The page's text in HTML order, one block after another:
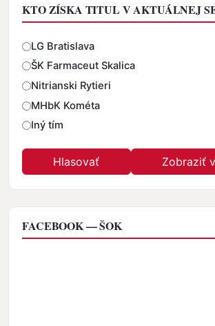
KTO ZÍSKA TITUL V AKTUÁLNEJ
Odpovede
LG Bratislava
ŠK Farmaceut Skalica
Nitrianski Rytieri
MHbK Kométa
Iný tím
FACEBOOK — ŠOK